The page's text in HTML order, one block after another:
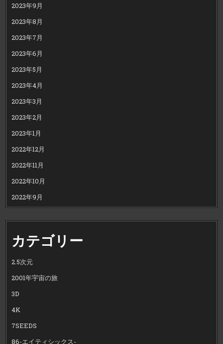
2023年9月
2023年8月
2023年7月
2023年6月
2023年5月
2023年4月
2023年3月
2023年2月
2023年1月
2022年12月
2022年11月
2022年10月
2022年9月
カテゴリー
2.5次元
2001年宇宙の旅
3D
4K
7SEEDS
86-エイティシックス-